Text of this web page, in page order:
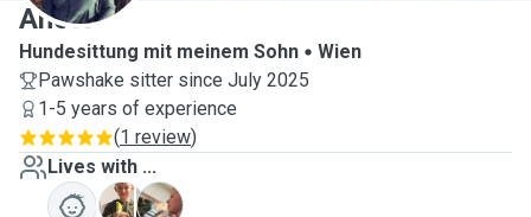
Anett
Hundesittung mit meinem Sohn
Wien
Pawshake sitter since July 2025
1-5 years of experience
(1 review)
Lives with ...
P
T